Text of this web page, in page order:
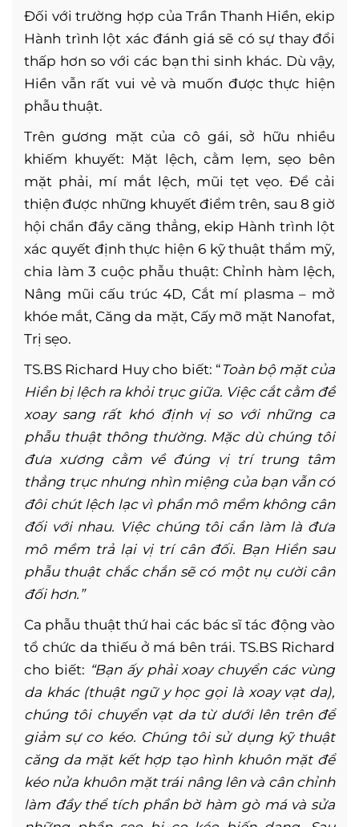
Đối với trường hợp của Trần Thanh Hiền, ekip
Hành trình lột xác đánh giá sẽ có sự thay đổi
thấp hơn so với các bạn thi sinh khác. Dù vậy,
Hiền vẫn rất vui vẻ và muốn được thực hiện
phẫu thuật.
Trên gương mặt của cô gái, sở hữu nhiều
khiếm khuyết: Mặt lệch, cằm lẹm, sẹo bên
mặt phải, mí mắt lệch, mũi tẹt vẹo. Để cải
thiện được những khuyết điểm trên, sau 8 giờ
hội chẩn đầy căng thẳng, ekip Hành trình lột
xác quyết định thực hiện 6 kỹ thuật thẩm mỹ,
chia làm 3 cuộc phẫu thuật: Chỉnh hàm lệch,
Nâng mũi cấu trúc 4D, Cắt mí plasma – mở
khóe mắt, Căng da mặt, Cấy mỡ mặt Nanofat,
Trị sẹo.
TS.BS Richard Huy cho biết: “ Toàn bộ mặt của
Hiền bị lệch ra khỏi trục giữa. Việc cắt cằm đề
xoay sang rất khó định vị so với những ca
phẫu thuật thông thường. Mặc dù chúng tôi
đưa xương cằm về đúng vị trí trung tâm
thẳng trục nhưng nhìn miệng của bạn vẫn có
đôi chút lệch lạc vì phần mô mềm không cân
đối với nhau. Việc chúng tôi cần làm là đưa
mô mềm trả lại vị trí cân đối. Bạn Hiền sau
phẫu thuật chắc chắn sẽ có một nụ cười cân
đối hơn.”
Ca phẫu thuật thứ hai các bác sĩ tác động vào
tổ chức da thiếu ở má bên trái. TS.BS Richard
cho biết: “Bạn ấy phải xoay chuyển các vùng
da khác (thuật ngữ y học gọi là xoay vạt da),
chúng tôi chuyển vạt da từ dưới lên trên để
giảm sự co kéo. Chúng tôi sử dụng kỹ thuật
căng da mặt kết hợp tạo hình khuôn mặt để
kéo nửa khuôn mặt trái nâng lên và cân chỉnh
làm đầy thể tích phần bờ hàm gò má và sửa